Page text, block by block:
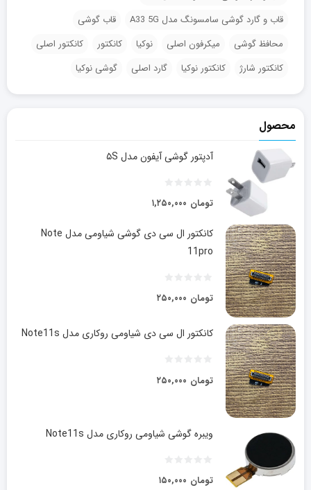
قاب و گارد گوشی سامسونگ مدل A33 5G
قاب گوشی
محافظ گوشی
میکرفون اصلی نوکیا کانکتور
کانکتور اصلی
کانکتور شارژ
کانکتور نوکیا گارد اصلی گوشی نوکیا
محصول
آدپتور گوشی آیفون مدل ۵S
۱,۲۵۰,۰۰۰ تومان
کانکتور ال سی دی گوشی شیاومی مدل Note
11pro
۲۵۰,۰۰۰ تومان
کانکتور ال سی دی شیاومی روکاری مدل Note11s
۲۵۰,۰۰۰ تومان
ویبره گوشی شیاومی روکاری مدل Note11s
۱۵۰,۰۰۰ تومان